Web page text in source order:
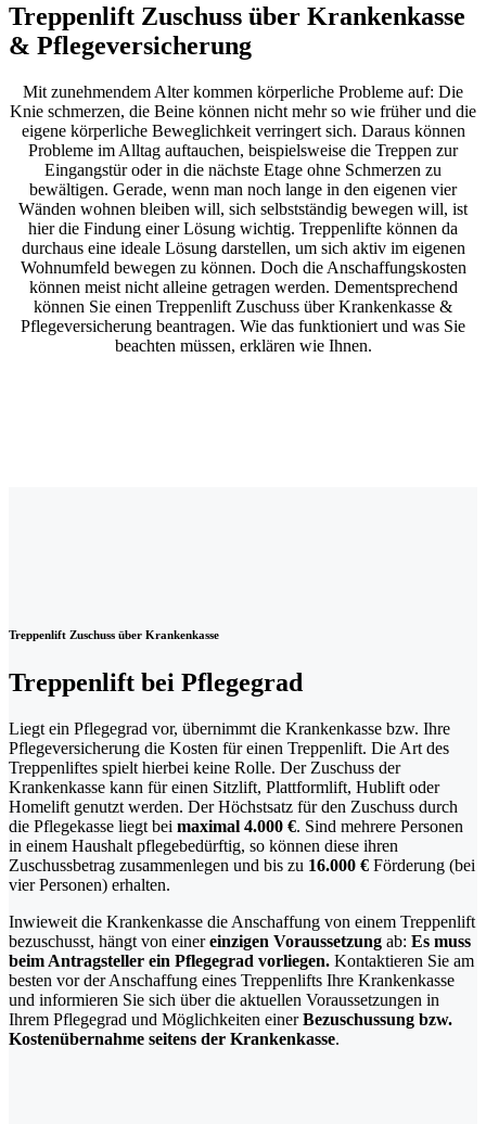
Treppenlift Zuschuss über Krankenkasse
& Pflegeversicherung
Mit zunehmendem Alter kommen körperliche Probleme auf: Die
Knie schmerzen, die Beine können nicht mehr so wie früher und die
eigene körperliche Beweglichkeit verringert sich. Daraus können
Probleme im Alltag auftauchen, beispielsweise die Treppen zur
Eingangstür oder in die nächste Etage ohne Schmerzen zu
bewältigen. Gerade, wenn man noch lange in den eigenen vier
Wänden wohnen bleiben will, sich selbstständig bewegen will, ist
hier die Findung einer Lösung wichtig. Treppenlifte können da
durchaus eine ideale Lösung darstellen, um sich aktiv im eigenen
Wohnumfeld bewegen zu können. Doch die Anschaffungskosten
können meist nicht alleine getragen werden. Dementsprechend
können Sie einen Treppenlift Zuschuss über Krankenkasse &
Pflegeversicherung beantragen. Wie das funktioniert und was Sie
beachten müssen, erklären wie Ihnen.
Treppenlift Zuschuss über Krankenkasse
Treppenlift bei Pflegegrad
Liegt ein Pflegegrad vor, übernimmt die Krankenkasse bzw. Ihre
Pflegeversicherung die Kosten für einen Treppenlift. Die Art des
Treppenliftes spielt hierbei keine Rolle. Der Zuschuss der
Krankenkasse kann für einen Sitzlift, Plattformlift, Hublift oder
Homelift genutzt werden. Der Höchstsatz für den Zuschuss durch
die Pflegekasse liegt bei maximal 4.000 €. Sind mehrere Personen
in einem Haushalt pflegebedürftig, so können diese ihren
Zuschussbetrag zusammenlegen und bis zu 16.000 € Förderung (bei
vier Personen) erhalten.
Inwieweit die Krankenkasse die Anschaffung von einem Treppenlift
bezuschusst, hängt von einereinzigen Voraussetzung ab: Es muss
beim Antragsteller ein Pflegegrad vorliegen. Kontaktieren Sie am
besten vor der Anschaffung eines Treppenlifts Ihre Krankenkasse
und informieren Sie sich über die aktuellen Voraussetzungen in
Ihrem Pflegegrad und Möglichkeiten einerBezuschussung bzw.
Kostenübernahme seitens der Krankenkasse.